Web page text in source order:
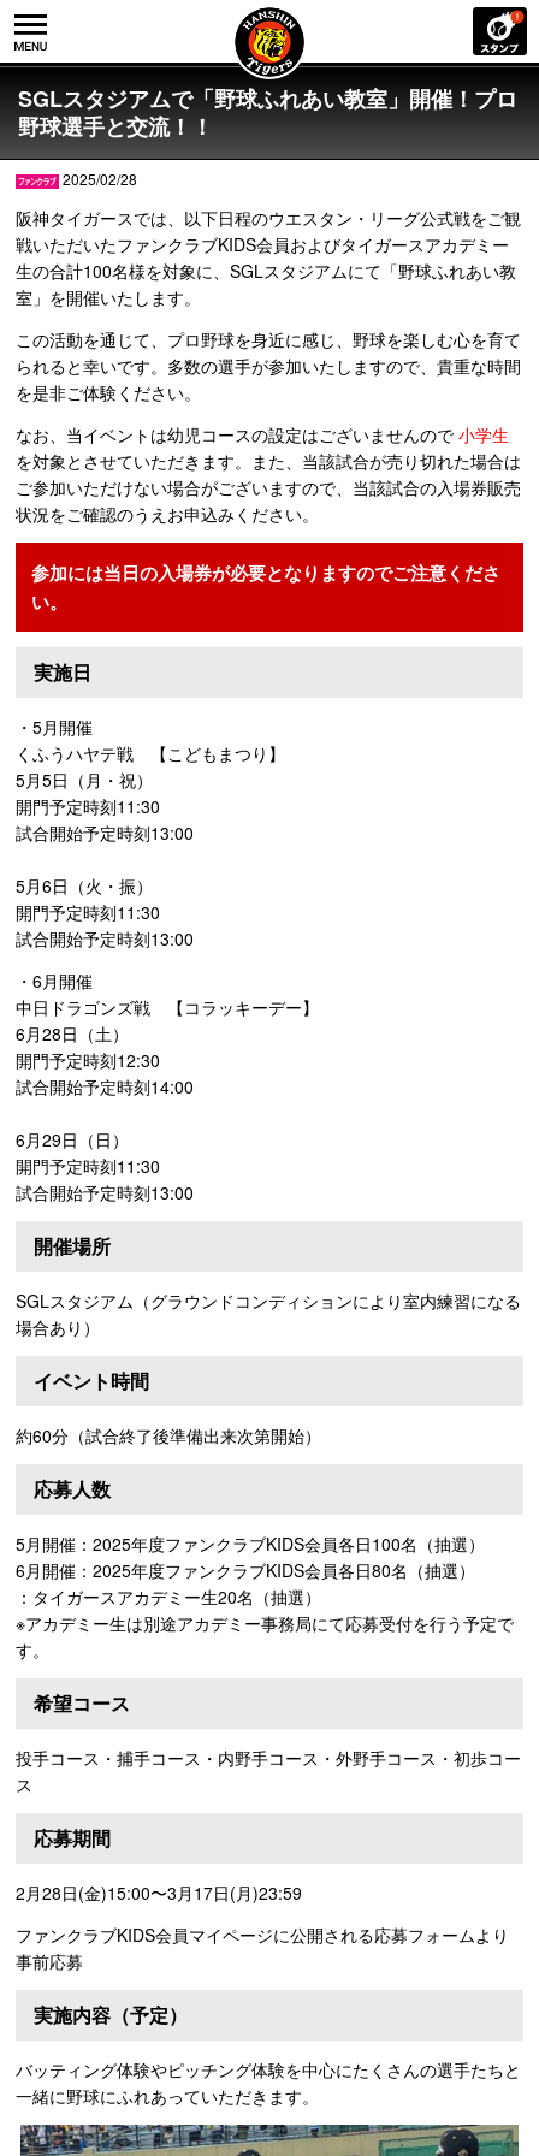
SGLスタジアムで「野球ふれあい教室」開催！プロ
野球選手と交流！！
2025/02/28
阪神タイガースでは、以下日程のウエスタン・リーグ公式戦をご観
戦いただいたファンクラブKIDS会員およびタイガースアカデミー
生の合計100名様を対象に、SGLスタジアムにて「野球ふれあい教
室」を開催いたします。
この活動を通じて、プロ野球を身近に感じ、野球を楽しむ心を育て
られると幸いです。多数の選手が参加いたしますので、貴重な時間
を是非ご体験ください。
なお、当イベントは幼児コースの設定はございませんので 小学生
を対象とさせていただきます。また、当該試合が売り切れた場合は
ご参加いただけない場合がございますので、当該試合の入場券販売
状況をご確認のうえお申込みください。
参加には当日の入場券が必要となりますのでご注意くださ
い。
実施日
・5月開催
くふうハヤテ戦 【こどもまつり】
5月5日（月・祝）
開門予定時刻11:30
試合開始予定時刻13:00
5月6日（火・振）
開門予定時刻11:30
試合開始予定時刻13:00
・6月開催
中日ドラゴンズ戦 【コラッキーデー】
6月28日（土）
開門予定時刻12:30
試合開始予定時刻14:00
6月29日（日）
開門予定時刻11:30
試合開始予定時刻13:00
開催場所
SGLスタジアム（グラウンドコンディションにより室内練習になる
場合あり）
イベント時間
約60分（試合終了後準備出来次第開始）
応募人数
5月開催：2025年度ファンクラブKIDS会員各日100名（抽選）
6月開催：2025年度ファンクラブKIDS会員各日80名（抽選）
：タイガースアカデミー生20名（抽選）
※アカデミー生は別途アカデミー事務局にて応募受付を行う予定で
す。
希望コース
投手コース・捕手コース・内野手コース・外野手コース・初歩コー
ス
応募期間
2月28日(金)15:00〜3月17日(月)23:59
ファンクラブKIDS会員マイページに公開される応募フォームより
事前応募
実施内容（予定）
バッティング体験やピッチング体験を中心にたくさんの選手たちと
一緒に野球にふれあっていただきます。